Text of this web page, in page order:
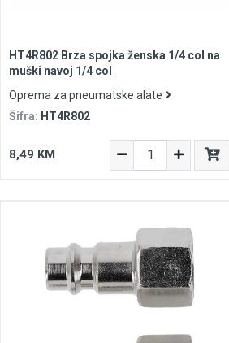
HT4R802 Brza spojka ženska 1/4 col na
muški navoj 1/4 col
Oprema za pneumatske alate
Šifra: HT4R802
8,49 KM